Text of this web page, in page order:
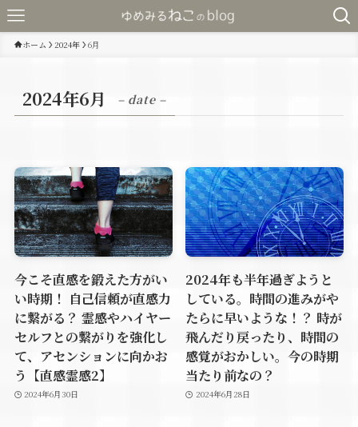
ホーム 2024年 6月
2024年6月 – date –
今こそ直感を鍛えた方がい
い時期！ 自己信頼が直感力
に繋がる？ 霊感やハイヤー
セルフとの繋がりを強化し
て、アセンションに向かお
う【直感霊感2】
2024年6月30日
2024年も半年過ぎようと
している。時間の進みがや
たらに早いような！？ 時が
飛んだり戻ったり、時間の
感覚がおかしい。今の時期
当たり前なの？
2024年6月28日